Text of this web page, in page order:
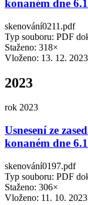
konaném dne
skenování0211.pdf
Typ souboru: PDF
Staženo: 318×
Vloženo: 13. 12. 2023
2023
rok 2023
Usnesení ze
konaném dne
skenování0197.pdf
Typ souboru: PDF
Staženo: 306×
Vloženo: 11. 10. 2023